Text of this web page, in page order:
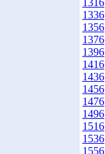
1316
1336
1356
1376
1396
1416
1436
1456
1476
1496
1516
1536
1556